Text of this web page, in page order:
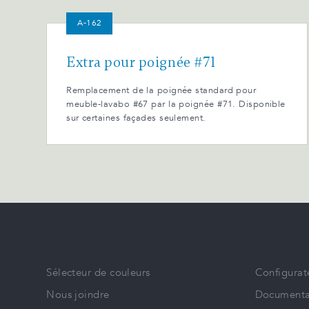
A-162
Extra pour poignée #71
Remplacement de la poignée standard pour
meuble-lavabo #67 par la poignée #71. Disponible
sur certaines façades seulement.
Sélecteur de couleurs
Nous joindre